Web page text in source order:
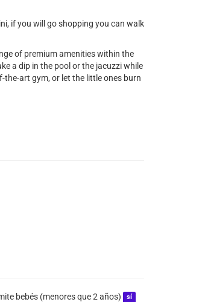
if you will go shopping you can walk
of premium amenities within the
a dip in the pool or the jacuzzi while
art gym, or let the little ones burn
bebés (menores que 2 años) sí